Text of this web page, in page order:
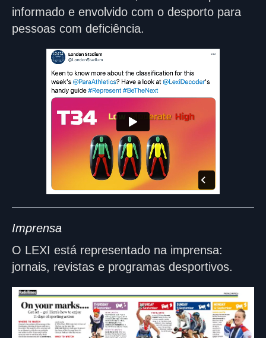
informado e envolvido com o desporto para
pessoas com deficiência.
Imprensa
O LEXI está representado na imprensa:
jornais, revistas e programas desportivos.